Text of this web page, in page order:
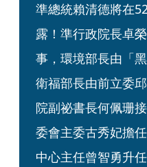
準總統賴清德將在
露！準行政院長卓
事，環境部長由「
衛福部長由前立委
院副祕書長何佩珊
委會主委古秀妃擔
中心主任曾智勇升任